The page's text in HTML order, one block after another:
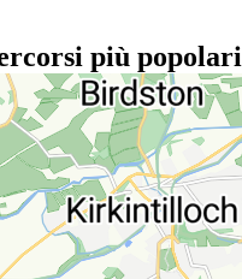
più popolari